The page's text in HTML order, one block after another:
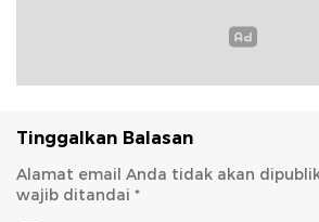
Tinggalkan Balasan
Alamat email Anda tidak akan
wajib ditandai *